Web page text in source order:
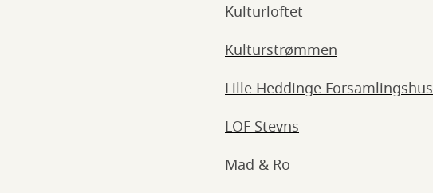
Kulturloftet
Kulturstrømmen
Lille Heddinge Forsamlingshus
LOF Stevns
Mad & Ro